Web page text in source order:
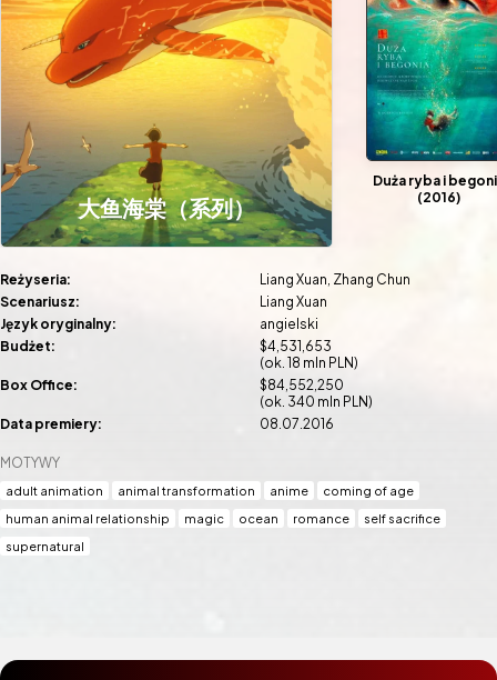
MOTYWY
adult animation animal transformation anime
coming of age
human animal relationship
magic ocean romance
self sacrifice
supernatural
大鱼海棠（系列）
Duża ryba i
(2016)
Reżyseria: Liang Xuan Zhang Chun
Scenariusz:
Liang Xuan
Język oryginalny:
angielski
Budżet:
$4,531,653
(ok. 18 mln PLN)
Box Office:
$84,552,250
(ok. 340 mln PLN)
Data premiery:
08.07.2016